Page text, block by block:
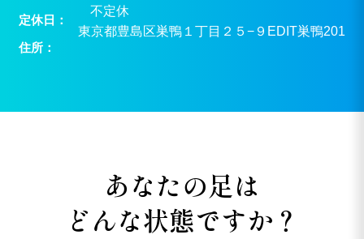
定休日
不定休
住所
東京都豊島区巣鴨１丁目２５−９EDIT巣鴨201
あなたの足は
どんな状態ですか？